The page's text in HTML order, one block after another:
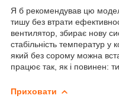
Я б рекомендував цю
тишу без втрати
вентилятор, збирає нову
стабільність температур у
який без сорому можна
працює так, як і повинен:
Приховати